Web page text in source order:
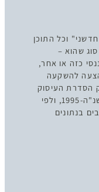
וכל התוכן
שהוא –
כזה או אחר,
להשקעה
הסדרת העיסוק
בייעוץ, שיווק וניהול תיקי השקעות תשנ"ה-1995, ולפי
1968, המתחבים בנתונים